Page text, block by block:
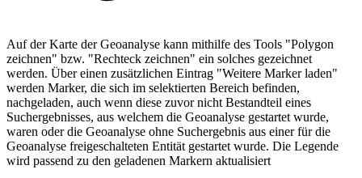
Auf der Karte der Geoanalyse kann mithilfe des Tools "Polygon
zeichnen" bzw. "Rechteck zeichnen" ein solches gezeichnet
werden. Über einen zusätzlichen Eintrag "Weitere Marker laden"
werden Marker, die sich im selektierten Bereich befinden,
nachgeladen, auch wenn diese zuvor nicht Bestandteil eines
Suchergebnisses, aus welchem die Geoanalyse gestartet wurde,
waren oder die Geoanalyse ohne Suchergebnis aus einer für die
Geoanalyse freigeschalteten Entität gestartet wurde. Die Legende
wird passend zu den geladenen Markern aktualisiert